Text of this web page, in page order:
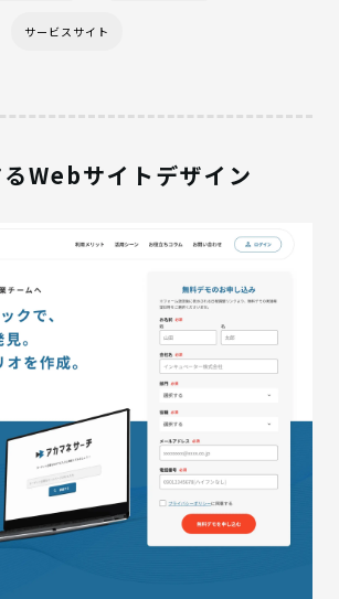
サービスサイト
Webサイトデザイン